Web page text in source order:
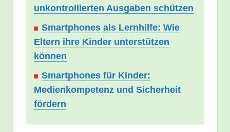
unkontrollierten Ausgaben schützen
Smartphones als Lernhilfe: Wie
Eltern ihre Kinder unterstützen
können
Smartphones für Kinder:
Medienkompetenz und Sicherheit
fördern